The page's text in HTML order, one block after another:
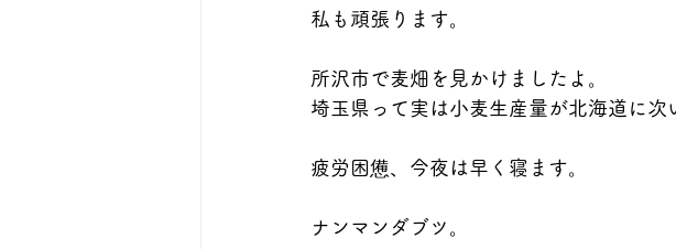
私も頑張ります。
所沢市で麦畑を見かけましたよ。
埼玉県って実は小麦生産量が北海道に次
疲労困憊、今夜は早く寝ます。
ナンマンダブツ。